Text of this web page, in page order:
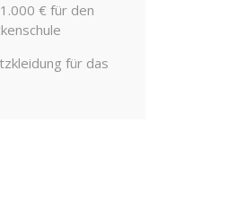
€ für den
für das